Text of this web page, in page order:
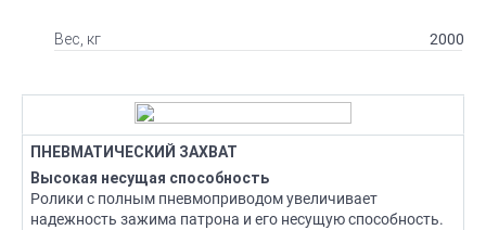
Вес, кг 2000
ПНЕВМАТИЧЕСКИЙ ЗАХВАТ
Высокая несущая способность
Ролики с полным пневмоприводом увеличивает
надежность зажима патрона и его несущую способность.